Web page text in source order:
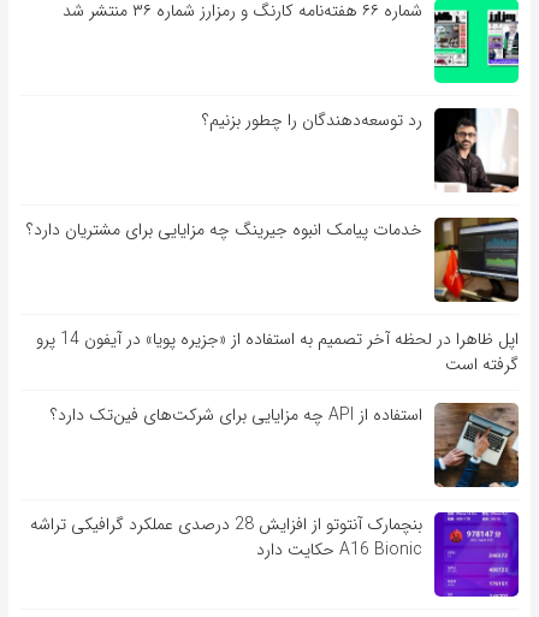
شماره ۶۶ هفته‌نامه کارنگ و رمزارز شماره ۳۶ منتشر شد
رد توسعه‌دهندگان را چطور بزنیم؟
خدمات پیامک انبوه جیرینگ چه مزایایی برای مشتریان دارد؟
اپل ظاهرا در لحظه آخر تصمیم به استفاده از «جزیره پویا» در آیفون 14 پرو
گرفته است
استفاده از API چه مزایایی برای شرکت‌های فین‌تک دارد؟
بنچمارک آنتوتو از افزایش 28 درصدی عملکرد گرافیکی تراشه
A16 Bionic حکایت دارد